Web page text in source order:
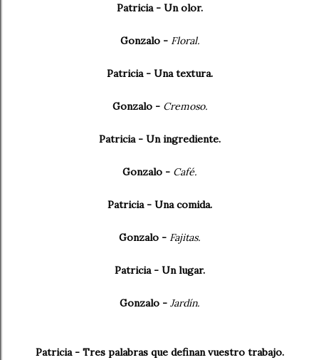
Patricia - Un olor.
Gonzalo - Floral.
Patricia - Una textura.
Gonzalo -Cremoso.
Patricia - Un ingrediente.
Gonzalo - Café.
Patricia - Una comida.
Gonzalo - Fajitas.
Patricia - Un lugar.
Gonzalo - Jardín.
Patricia - Tres palabras que definan vuestro trabajo.